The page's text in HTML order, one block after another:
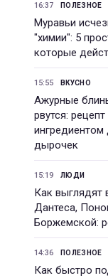
16:37 ПОЛЕЗНОЕ
Муравьи
"химии": 5
которые
15:55 ВКУСНО
Ажурные
рвутся:
дырочек
15:19 ЛЮДИ
Как выглядят
Дантеса,
Боржемской:
14:36 ПОЛЕЗНОЕ
Как быстро